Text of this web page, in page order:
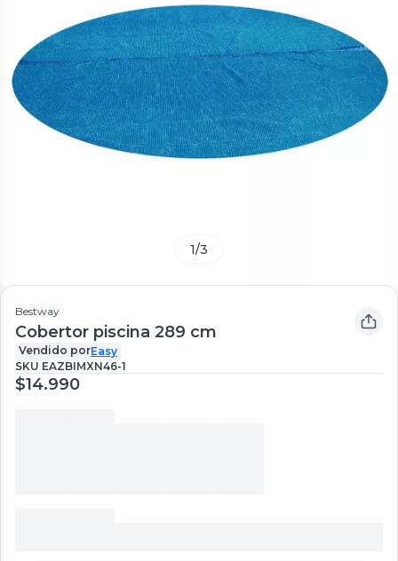
1/3
Bestway
Cobertor piscina 289 cm
Vendido porEasy
SKU EAZBIMXN46-1
$14.990